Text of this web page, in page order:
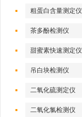
粗蛋白含量测定仪
茶多酚检测仪
甜蜜素快速测定仪
吊白块检测仪
二氧化硫测定仪
二氧化氯检测仪